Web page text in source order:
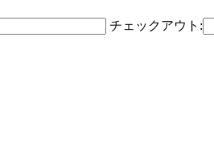
チェックアウト: